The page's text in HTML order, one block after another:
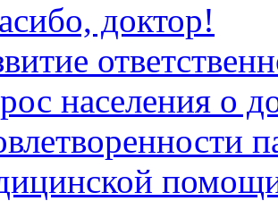
доктор!
населения о